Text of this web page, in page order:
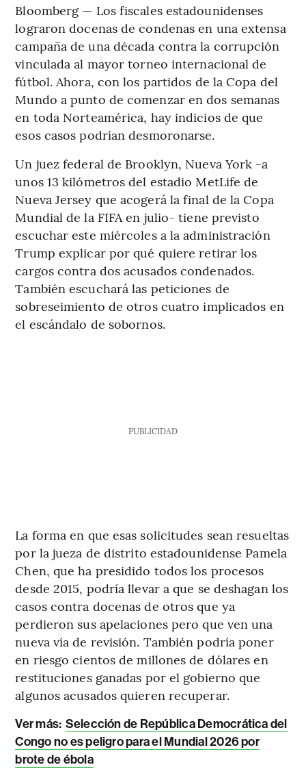
Bloomberg — Los fiscales estadounidenses
lograron docenas de condenas en una extensa
campaña de una década contra la corrupción
vinculada al mayor torneo internacional de
fútbol. Ahora, con los partidos de la Copa del
Mundo a punto de comenzar en dos semanas
en toda Norteamérica, hay indicios de que
esos casos podrían desmoronarse.
Un juez federal de Brooklyn, Nueva York -a
unos 13 kilómetros del estadio MetLife de
Nueva Jersey que acogerá la final de la Copa
Mundial de la FIFA en julio- tiene previsto
escuchar este miércoles a la administración
Trump explicar por qué quiere retirar los
cargos contra dos acusados condenados.
También escuchará las peticiones de
sobreseimiento de otros cuatro implicados en
el escándalo de sobornos.
PUBLICIDAD
La forma en que esas solicitudes sean resueltas
por la jueza de distrito estadounidense Pamela
Chen, que ha presidido todos los procesos
desde 2015, podría llevar a que se deshagan los
casos contra docenas de otros que ya
perdieron sus apelaciones pero que ven una
nueva vía de revisión. También podría poner
en riesgo cientos de millones de dólares en
restituciones ganadas por el gobierno que
algunos acusados quieren recuperar.
Ver más: Selección de República Democrática del
Congo no es peligro para el Mundial 2026 por
brote de ébola